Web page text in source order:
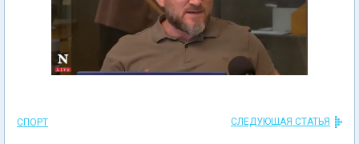
СПОРТ СЛЕДУЮЩАЯ СТАТЬЯ